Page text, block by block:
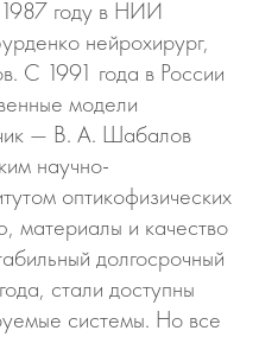
году в НИИ
нейрохирург,
С 1991 года в России
модели
— В. А. Шабалов
научно-
оптикофизических
материалы и качество
долгосрочный
стали доступны
системы. Но все